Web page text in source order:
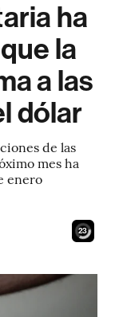
ha
la
a las
dólar
de las
mes ha
enero
21